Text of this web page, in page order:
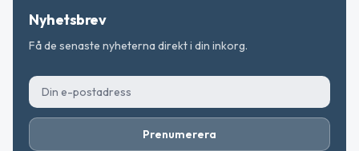
Nyhetsbrev
Få de senaste nyheterna direkt i din inkorg.
Prenumerera